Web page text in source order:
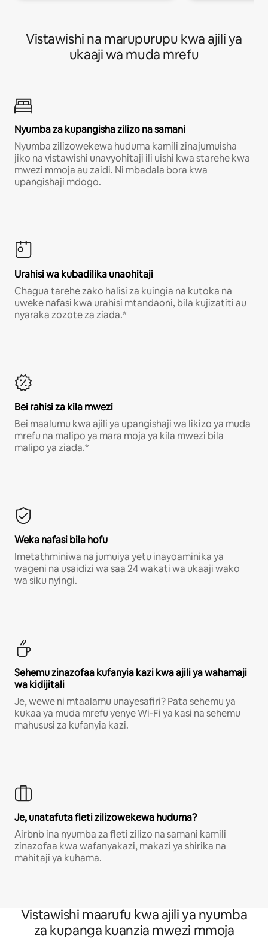
Vistawishi na marupurupu kwa ajili ya
ukaaji wa muda mrefu
Nyumba za kupangisha zilizo na samani
Nyumba zilizowekewa huduma kamili zinajumuisha
jiko na vistawishi unavyohitaji ili uishi kwa starehe kwa
mwezi mmoja au zaidi. Ni mbadala bora kwa
upangishaji mdogo.
Urahisi wa kubadilika unaohitaji
Chagua tarehe zako halisi za kuingia na kutoka na
uweke nafasi kwa urahisi mtandaoni, bila kujizatiti au
nyaraka zozote za ziada.*
Bei rahisi za kila mwezi
Bei maalumu kwa ajili ya upangishaji wa likizo ya muda
mrefu na malipo ya mara moja ya kila mwezi bila
malipo ya ziada.*
Weka nafasi bila hofu
Imetathminiwa na jumuiya yetu inayoaminika ya
wageni na usaidizi wa saa 24 wakati wa ukaaji wako
wa siku nyingi.
Sehemu zinazofaa kufanyia kazi kwa ajili ya wahamaji
wa kidijitali
Je, wewe ni mtaalamu unayesafiri? Pata sehemu ya
kukaa ya muda mrefu yenye Wi-Fi ya kasi na sehemu
mahususi za kufanyia kazi.
Je, unatafuta fleti zilizowekewa huduma?
Airbnb ina nyumba za fleti zilizo na samani kamili
zinazofaa kwa wafanyakazi, makazi ya shirika na
mahitaji ya kuhama.
Vistawishi maarufu kwa ajili ya nyumba
za kupanga kuanzia mwezi mmoja